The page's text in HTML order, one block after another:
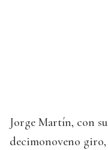
Jorge Martín, con
decimonoveno